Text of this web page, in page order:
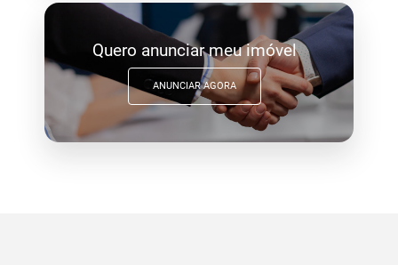
Quero anunciar meu imóvel
ANUNCIAR AGORA